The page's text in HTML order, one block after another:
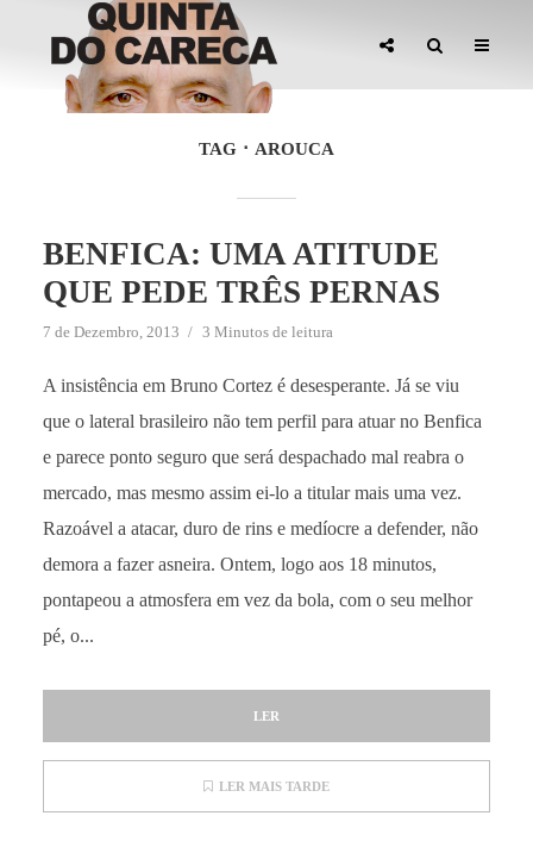
TAG AROUCA
BENFICA: UMA ATITUDE
QUE PEDE TRÊS PERNAS
7 de Dezembro, 2013 3 Minutos de leitura
A insistência em Bruno Cortez é desesperante. Já se viu
que o lateral brasileiro não tem perfil para atuar no Benfica
e parece ponto seguro que será despachado mal reabra o
mercado, mas mesmo assim ei-lo a titular mais uma vez.
Razoável a atacar, duro de rins e medíocre a defender, não
demora a fazer asneira. Ontem, logo aos 18 minutos,
pontapeou a atmosfera em vez da bola, com o seu melhor
pé, o...
LER
LER MAIS TARDE